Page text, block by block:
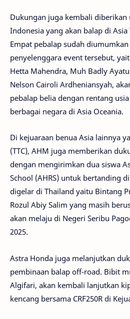
Dukungan juga kembali
Indonesia yang akan balap di Asia
Empat pebalap sudah diumumkan
penyelenggara event tersebut,
Hetta Mahendra, Muh Badly
Nelson Cairoli Ardheniansyah,
pebalap belia dengan rentang
berbagai negara di Asia Oceania.
Di kejuaraan benua Asia lainnya
(TTC), AHM juga memberikan
dengan mengirimkan dua siswa
School (AHRS) untuk bertanding
digelar di Thailand yaitu Bintang
Rozul Abiy Salim yang masih
akan melaju di Negeri Seribu
2025.
Astra Honda juga melanjutkan
pembinaan balap off-road. Bibit
Algifari, akan kembali lanjutkan
kencang bersama CRF250R di